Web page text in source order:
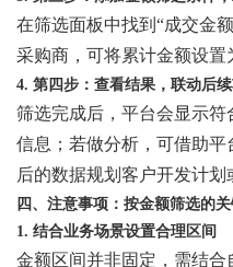
在筛选面板中找到 “成交金
采购商，可将累计金额设
4. 第四步：查看结果，联动后
筛选完成后，平台会显示
信息；若做分析，可借助
后的数据规划客户开发计划
四、注意事项：按金额筛选的
1. 结合业务场景设置合理区间
金额区间并非固定，需结